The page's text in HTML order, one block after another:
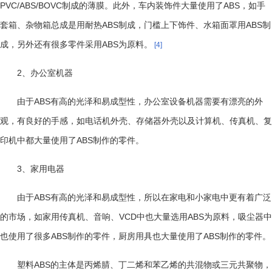
PVC/ABS/BOVC制成的薄膜。此外，车内装饰件大量使用了ABS ，如手
套箱、杂物箱总成是用耐热ABS制成，门槛上下饰件、水箱面罩用ABS制
成，另外还有很多零件采用ABS为原料。 [4]
2、办公室机器
由于ABS有高的光泽和易成型性，办公室设备机器需要有漂亮的外
观，有良好的手感，如电话机外壳、存储器外壳以及计算机、传真机、复
印机中都大量使用了ABS制作的零件。
3、家用电器
由于ABS有高的光泽和易成型性，所以在家电和小家电中更有着广泛
的市场，如家用传真机、音响、 VCD中也大量选用ABS为原料，吸尘器中
也使用了很多ABS制作的零件，厨房用具也大量使用了ABS制作的零件。
塑料ABS的主体是丙烯腈、丁二烯和苯乙烯的共混物或三元共聚物，